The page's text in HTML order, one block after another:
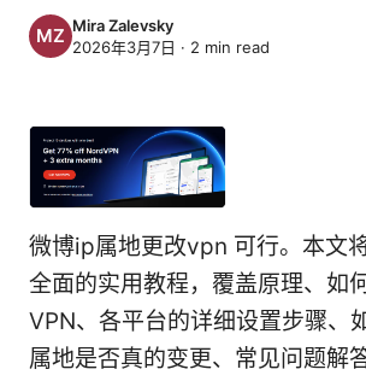
Mira Zalevsky
2026年3月7日 · 2 min read
微博ip属地更改vpn 可行。本文
全面的实用教程，覆盖原理、如
VPN、各平台的详细设置步骤、
属地是否真的变更、常见问题解